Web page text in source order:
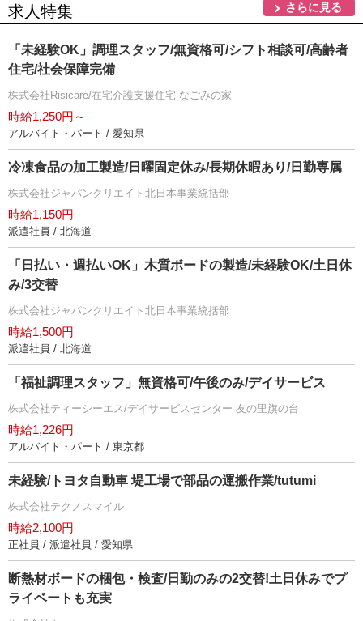
求人特集 さらに見る
「未経験OK」調理スタッフ/無資格可/シフト相談可/高齢者
住宅/社会保障完備
株式会社Risicare/在宅介護支援住宅 なごみの家
時給1,250円～
アルバイト・パート / 愛知県
冷凍食品の加工製造/日曜固定休み/長期休暇あり/日勤専属
株式会社ジャパンクリエイト北日本事業統括部
時給1,150円
派遣社員 / 北海道
「日払い・週払いOK」木質ボードの製造/未経験OK/土日休
み/3交替
株式会社ジャパンクリエイト北日本事業統括部
時給1,500円
派遣社員 / 北海道
「福祉調理スタッフ」無資格可/午後のみ/デイサービス
株式会社ティーシーエス/デイサービスセンター 友の里旗の台
時給1,226円
アルバイト・パート / 東京都
未経験/トヨタ自動車 堤工場で部品の運搬作業/tutumi
株式会社テクノスマイル
時給2,100円
正社員 / 派遣社員 / 愛知県
断熱材ボードの梱包・検査/日勤のみの2交替!土日休みでプ
ライベートも充実